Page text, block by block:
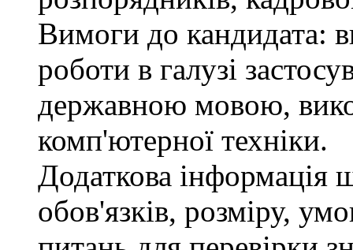
Вимоги до кандидата:
роботи в галузі
державною мовою,
комп'ютерної техніки.
Додаткова інформація
обов'язків, розміру,